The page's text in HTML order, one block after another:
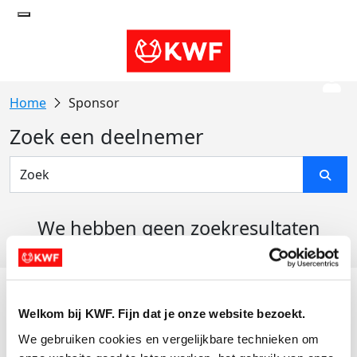
Welkom bij KWF. Fijn dat je onze website bezoekt.
We gebruiken cookies en vergelijkbare technieken om
Sponsor
Zoek een deelnemer
We hebben geen zoekresultaten
Actiematerialen
Evenementen